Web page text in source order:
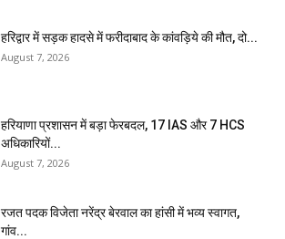
हरिद्वार में सड़क हादसे में फरीदाबाद के कांवड़िये की मौत, दो...
August 7, 2026
हरियाणा प्रशासन में बड़ा फेरबदल, 17 IAS और 7 HCS
अधिकारियों...
August 7, 2026
रजत पदक विजेता नरेंद्र बेरवाल का हांसी में भव्य स्वागत,
गांव...